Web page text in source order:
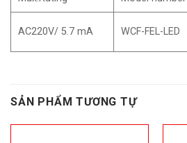
AC220V/ 5.7 mA WCF-FEL-LED
SẢN PHẨM TƯƠNG TỰ